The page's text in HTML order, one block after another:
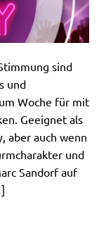
sind
und
Woche für mit
Geeignet als
aber auch wenn
und
Sandorf auf